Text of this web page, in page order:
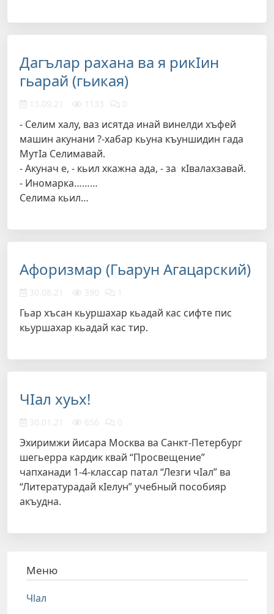
Дагълар рахана ва я рикIин
гьарай (гьикая)
13.09.21 1133 0
- Селим халу, ваз исятда инай винелди хъфей
машин акунани ?-хабар кьуна къуншидин гада
МутIа Селимавай.
- Акунач е, - кьил хкажна ада, - за кIвалахзавай.
- Иномарка………
Селима кьил…
Афоризмар (Гьарун Агацарский)
30.08.21 390 1
Гьар хъсан кьуршахар кьадай кас сифте пис
кьуршахар кьадай кас тир.
ЧIал хуьх!
30.01.21 656 0
Эхиримжи йисара Москва ва Санкт-Петербург
шегьерра кардик квай “Просвещение”
чапханади 1-4-классар патал “Лезги чIал” ва
“Литературадай кIелун” учебный пособияр
акъудна.
Меню
Чlал